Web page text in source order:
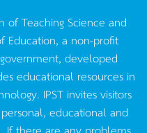
Teaching Science and
Education, a non-profit
developed
educational resources in
IPST invites visitors
educational and